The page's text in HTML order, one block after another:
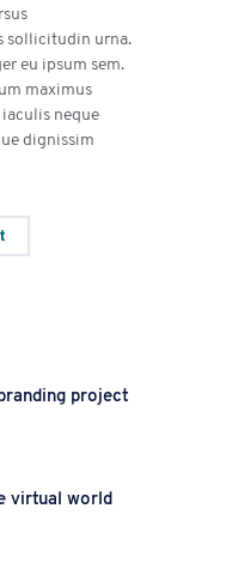
sollicitudin urna.
eu ipsum sem.
maximus
neque
dignissim
project
virtual world